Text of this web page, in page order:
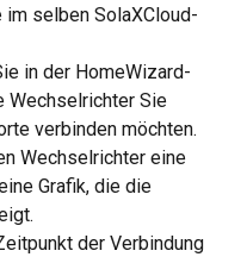
selben SolaXCloud-
in der HomeWizard-
Wechselrichter Sie
verbinden möchten.
Wechselrichter eine
Grafik, die die
der Verbindung